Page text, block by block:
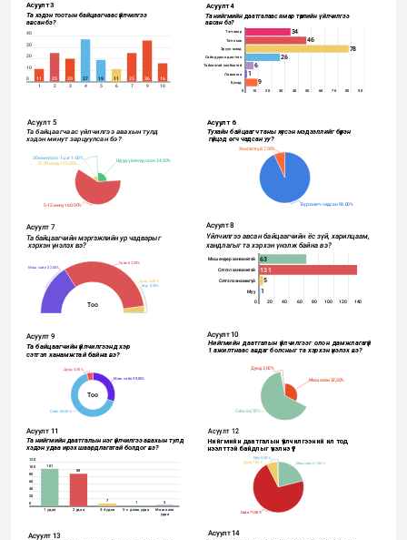
Асуулт 3 Асуулт 4
Та хэдэн тоотын байцаагчаас үйлчилгээ
авсан бэ?
Та нийгмийн даатгалаас ямар төрлийн үйлчилгээ
авсан бэ?
Тэтгэвэр
Тэтгэмж
Эрүүл мэнд
Сайн дурын даатгал
Тайлантай холбоотой
Лавлагаа
Бусад
0 10 20 30 40 50 60 70 80 90
34
46
78
26
6
1
9
40
30
20
10
0
1
2 3 4 5 6 7 9 10
11 25 20 37 19 11 25 36 16
Асуулт 5 Асуулт 6
Та байцаагчаас үйлчилгээ авахын тулд
хэдэн минут зарцуулсан бэ?
Тухайн байцаагч таны хүссэн мэдээллийг бүрэн
гүйцэд өгч чадсан уу?
Бүрэн өгч чадсан 93.00%
Хангалтгүй 7.00%
Шууд үйлчлүүлсэн 24.00%
5-15 минут 60.00%
15-30 минут 15.00%
30 минутаас 1 цаг 1.00%
Асуулт 8
Асуулт 7
Үйлчилгээ авсан байцаагчийн ёс зүй, харилцаам,
хандлагыг та хэрхэн үнэлж байна вэ?
Та байцаагчийн мэргэжлийн ур чадварыг
хэрхэн үнэлэх вэ?
Маш өндөр ханамжтай
Сэтгэл ханамжтай
Сэтгэл ханамжгүй
Муу
0 20 40 60 80 100 120 140
63
131
5
1
Тоо
Маш сайн 32,00%
Сайн 63,50%
Дунд 4,00%
Муу 0,50%
Асуулт 10
Асуулт 9
Нийгмийн даатгалын үйлчилгээг олон дамжлагагүй
1 ажилтнаас авдаг болсныг та хэрхэн үнэлэх вэ?
Та байцаагчийн үйлчилгээнд хэр
сэтгэл ханамжтай байна вэ?
Маш сайн 32,50%
Сайн 64,50%
Дунд 3,00%
Тоо
Маш сайн 30,00%
Сайн 65,50%
Дунд 4,50%
Асуулт 11 Асуулт 12
Та нийгмийн даатгалын нэг үйлчилгээ авахын тулд
хэдэн удаа ирэх шаардлагатай болдог вэ?
Нийгмийн даатгалын үйлчилгээний ил тод
нээлттэй байдлыг үнэлнэ үү?
Маш сайн 21,00%
Сайн 71,50%
Дунд 7,00%
Муу 0,50%
120
100
80
60
40
20
0
1 удаа
2 удаа 3-4 удаа 5-с дээш удаа
Маш олон
удаа
101
7 1 3
Асуулт 14
Асуулт 13